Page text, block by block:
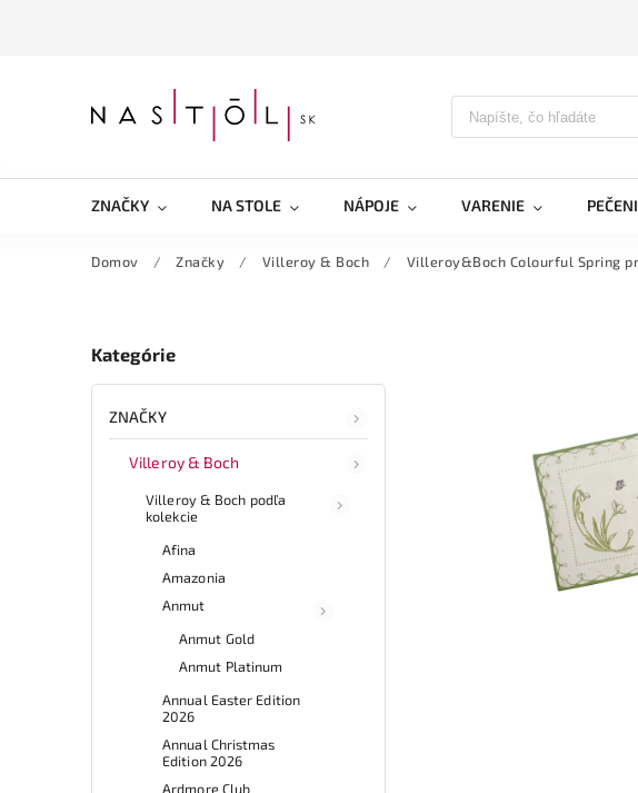
ZNAČKY NA STOLE NÁPOJE VARENIE
Domov / Značky / Villeroy & Boch / Villeroy&Boch Colourful Spring
Kategórie
ZNAČKY
Villeroy & Boch
Villeroy & Boch podľa
kolekcie
Afina
Amazonia
Anmut
Anmut Gold
Anmut Platinum
Annual Easter Edition
2026
Annual Christmas
Edition 2026
Ardmore Club